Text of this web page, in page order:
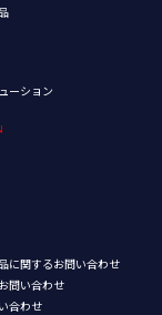
ーション
に関するお問い合わせ
問い合わせ
合わせ